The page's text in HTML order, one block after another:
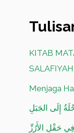
KITAB
Menjaga
إِلَى الجَبَلِ
حَقْلِ الأَرُزِّ